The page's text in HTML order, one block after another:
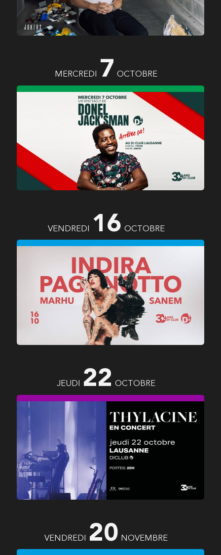
MERCREDI 7 OCTOBRE
DONEL JACK’SMAN
VENDREDI 16 OCTOBRE
INDIRA PAGANOTTO
MARHU
(BE)
SANEM
JEUDI 22 OCTOBRE
THYLACINE
VENDREDI 20 NOVEMBRE